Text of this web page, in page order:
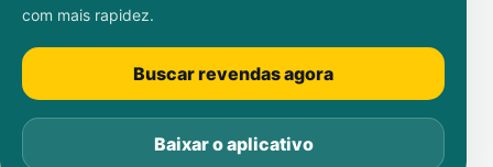
com mais rapidez.
Buscar revendas agora
Baixar o aplicativo